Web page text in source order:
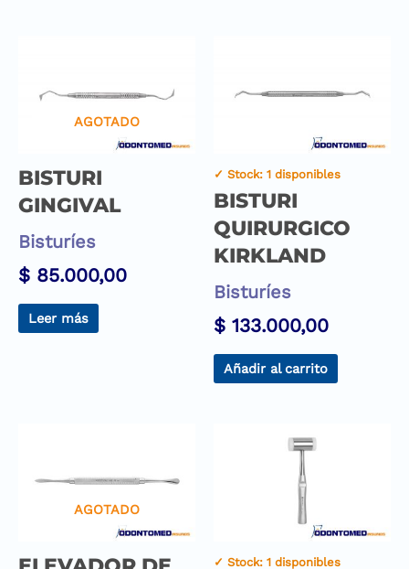
AGOTADO
BISTURI
GINGIVAL
Bisturíes
$ 85.000,00
Leer más
✓ Stock: 1 disponibles
BISTURI
QUIRURGICO
KIRKLAND
Bisturíes
$ 133.000,00
Añadir al carrito
AGOTADO
✓ Stock: 1 disponibles